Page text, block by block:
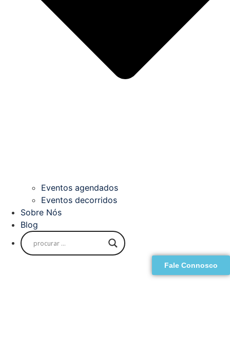
Eventos agendados
Eventos decorridos
Sobre Nós
Blog
Fale Connosco